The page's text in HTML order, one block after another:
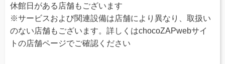
休館日がある店舗もございます
※サービスおよび関連設備は店舗により異なり、取扱い
のない店舗もございます。詳しくはchocoZAPwebサイ
トの店舗ページでご確認ください